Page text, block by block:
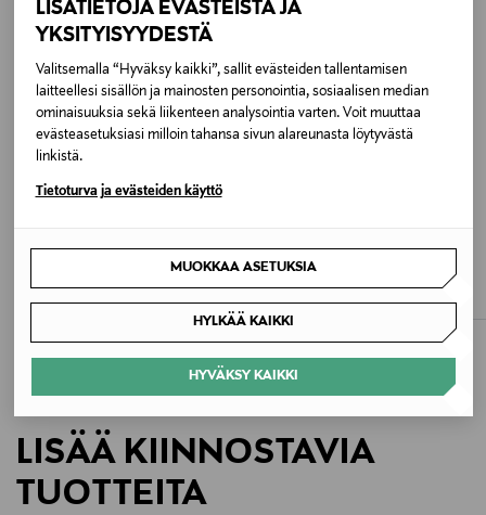
LISÄTIETOJA EVÄSTEISTÄ JA
YKSITYISYYDESTÄ
Valitsemalla “Hyväksy kaikki”, sallit evästeiden tallentamisen
laitteellesi sisällön ja mainosten personointia, sosiaalisen median
ominaisuuksia sekä liikenteen analysointia varten. Voit muuttaa
evästeasetuksiasi milloin tahansa sivun alareunasta löytyvästä
linkistä.
Tietoturva ja evästeiden käyttö
MUOKKAA ASETUKSIA
HYLKÄÄ KAIKKI
HYVÄKSY KAIKKI
Käsinpesu 30°C
Väri
Vietnam
C26490
Valmistaja
Original Price
20,90 €
Original Price
20,90 €
LISÄÄ KIINNOSTAVIA
TUOTTEITA